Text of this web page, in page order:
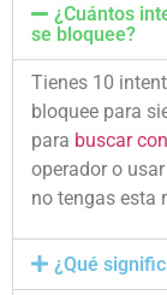
¿Cuántos
se bloquee?
Tienes 10
bloquee para
para buscar
operador o
no tengas esta
¿Qué